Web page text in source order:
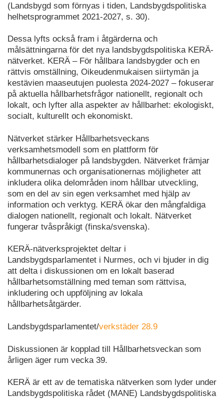
(Landsbygd som förnyas i tiden, Landsbygdspolitiska
helhetsprogrammet 2021-2027, s. 30).
Dessa lyfts också fram i åtgärderna och
målsättningarna för det nya landsbygdspolitiska KERÄ-
nätverket. KERÄ – För hållbara landsbygder och en
rättvis omställning, Oikeudenmukaisen siirtymän ja
kestävien maaseutujen puolesta 2024-2027 – fokuserar
på aktuella hållbarhetsfrågor nationellt, regionalt och
lokalt, och lyfter alla aspekter av hållbarhet: ekologiskt,
socialt, kulturellt och ekonomiskt.
Nätverket stärker Hållbarhetsveckans
verksamhetsmodell som en plattform för
hållbarhetsdialoger på landsbygden. Nätverket främjar
kommunernas och organisationernas möjligheter att
inkludera olika delområden inom hållbar utveckling,
som en del av sin egen verksamhet med hjälp av
information och verktyg. KERÄ ökar den mångfaldiga
dialogen nationellt, regionalt och lokalt. Nätverket
fungerar tvåspråkigt (finska/svenska).
KERÄ-nätverksprojektet deltar i
Landsbygdsparlamentet i Nurmes, och vi bjuder in dig
att delta i diskussionen om en lokalt baserad
hållbarhetsomställning med teman som rättvisa,
inkludering och uppföljning av lokala
hållbarhetsåtgärder.
Landsbygdsparlamentet/verkstäder 28.9
Diskussionen är kopplad till Hållbarhetsveckan som
årligen äger rum vecka 39.
KERÄ är ett av de tematiska nätverken som lyder under
Landsbygdspolitiska rådet (MANE) Landsbygdspolitiska